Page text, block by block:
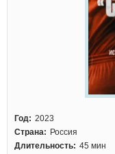
Год: 2023
Страна: Россия
Длительность: 45 мин